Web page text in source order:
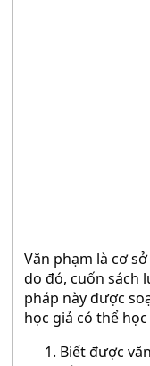
Văn phạm là cơ
do đó, cuốn sách
pháp này được
học giả có thể
Biết được